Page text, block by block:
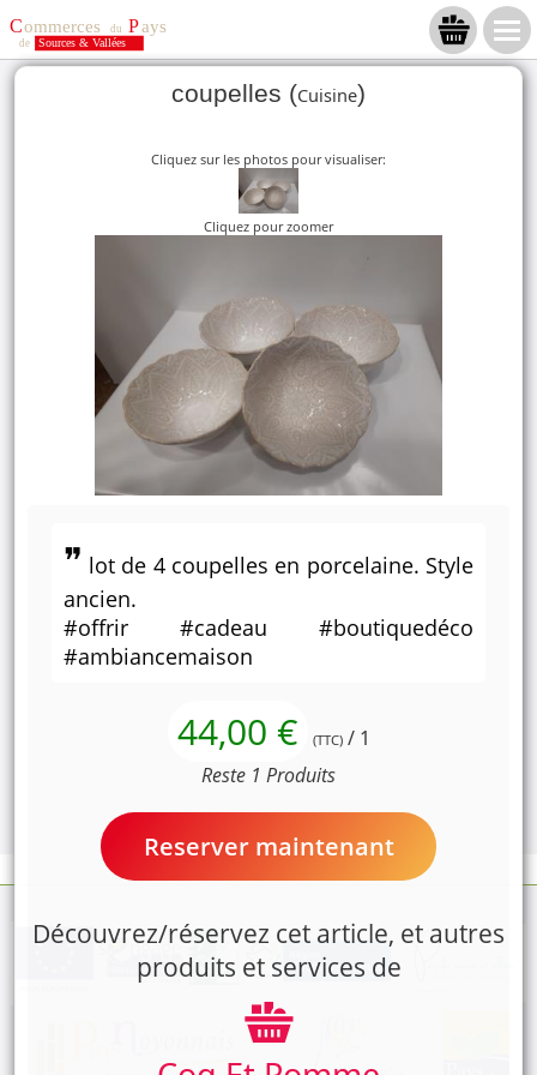
coupelles (Cuisine)
Cliquez sur les photos pour visualiser:
Cliquez pour zoomer
lot de 4 coupelles en porcelaine. Style
ancien.
#offrir #cadeau #boutiquedéco
#ambiancemaison
44,00 € (TTC) / 1
Reste 1 Produits
Reserver maintenant
Découvrez/réservez cet article, et autres
produits et services de